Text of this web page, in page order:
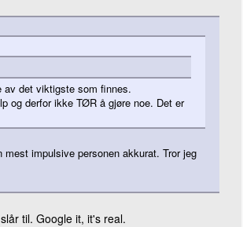
av det viktigste som finnes.
og derfor ikke TØR å gjøre noe. Det er
impulsive personen akkurat. Tror jeg
til. Google it, it's real.